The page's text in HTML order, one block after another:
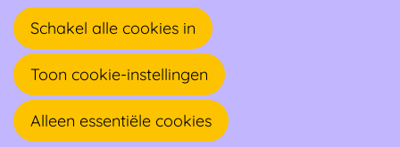
Schakel alle cookies in
Toon cookie-instellingen
Alleen essentiële cookies